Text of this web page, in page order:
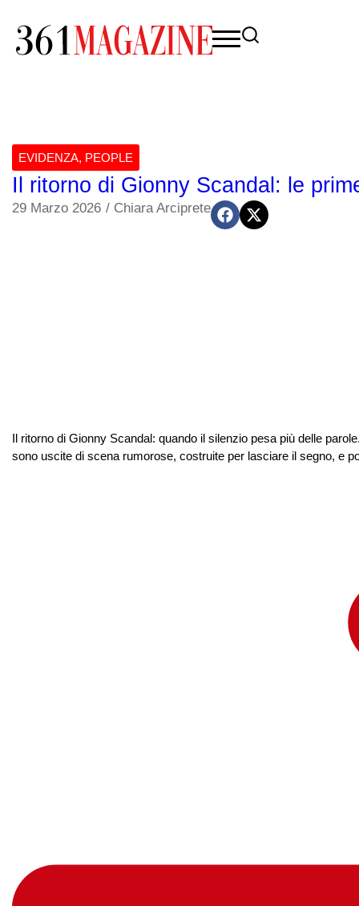
EVIDENZA, PEOPLE
Il ritorno di Gionny Scandal: le
29 Marzo 2026 / Chiara Arciprete
Il ritorno di Gionny Scandal: quando il silenzio pesa più delle
sono uscite di scena rumorose, costruite per lasciare il segno, e